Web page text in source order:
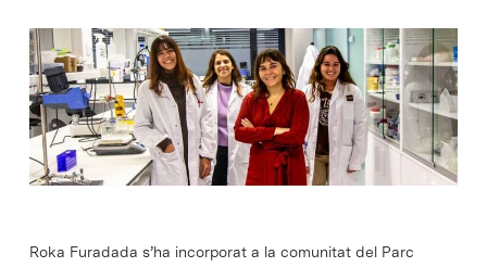
Roka Furadada s’ha incorporat a la comunitat del Parc